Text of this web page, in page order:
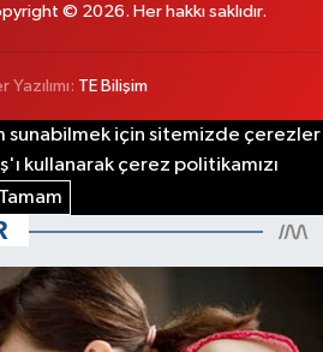
© 2026. Her hakkı saklıdır.
Yazılımı: TE Bilişim
sunabilmek için sitemizde çerezler
kullanarak çerez politikamızı
Tamam